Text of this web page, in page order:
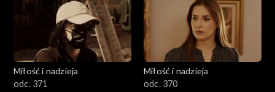
Miłość i nadzieja
odc. 371
Miłość i nadzieja
odc. 370